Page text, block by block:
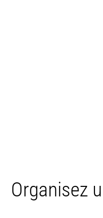
Organisez